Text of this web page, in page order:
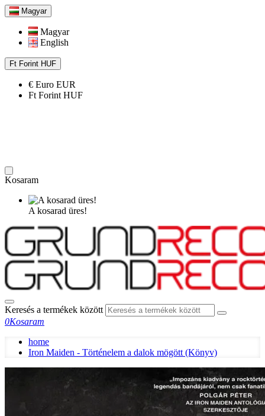
Magyar
Magyar
English
Ft Forint HUF
€ Euro EUR
Ft Forint HUF
Kosaram
A kosarad üres!
Keresés a termékek között
0Kosaram
home
Iron Maiden - Történelem a dalok mögött (Könyv)